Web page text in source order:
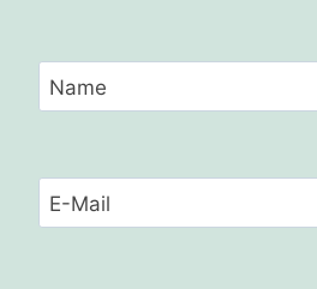
Name
E-Mail